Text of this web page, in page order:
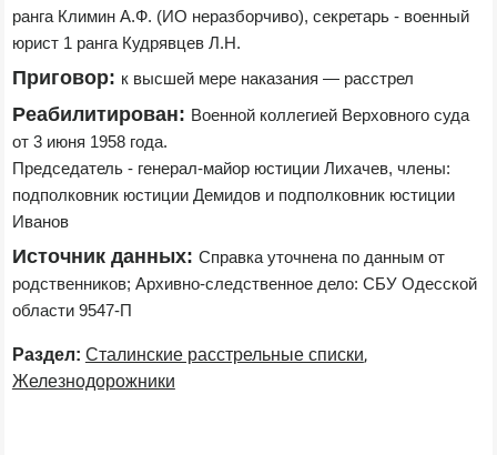
ранга Климин А.Ф. (ИО неразборчиво), секретарь - военный
юрист 1 ранга Кудрявцев Л.Н.
Приговор: к высшей мере наказания — расстрел
Реабилитирован: Военной коллегией Верховного суда
от 3 июня 1958 года.
Председатель - генерал-майор юстиции Лихачев, члены:
подполковник юстиции Демидов и подполковник юстиции
Иванов
Источник данных: Справка уточнена по данным от
родственников; Архивно-следственное дело: СБУ Одесской
области 9547-П
Раздел: Сталинские расстрельные списки,
Железнодорожники